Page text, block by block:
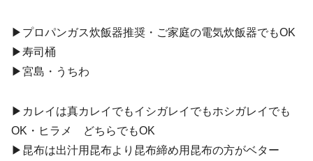
▶︎プロパンガス炊飯器推奨・ご家庭の電気炊飯器でもOK
▶︎寿司桶
▶︎宮島・うちわ
▶︎カレイは真カレイでもイシガレイでもホシガレイでも
OK・ヒラメ どちらでもOK
▶︎昆布は出汁用昆布より昆布締め用昆布の方がベター